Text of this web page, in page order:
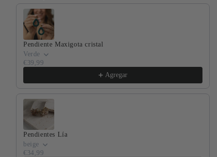
Use the Previous and Next buttons to navigate through
Pendiente Maxigota cristal
Verde
€39,99
Agregar
Pendientes Lía
beige
€34,99